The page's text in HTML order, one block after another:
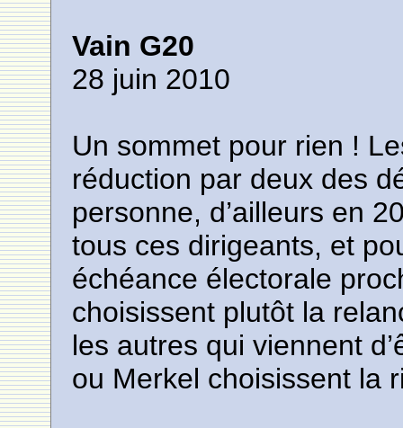
Vain G20
28 juin 2010
Un sommet pour rien !
réduction par deux des
personne, d’ailleurs en
tous ces dirigeants, et
échéance électorale
choisissent plutôt la
les autres qui viennent
ou Merkel choisissent la